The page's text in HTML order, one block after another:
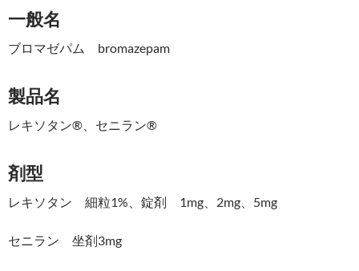
一般名
ブロマゼパム bromazepam
製品名
レキソタン®、セニラン®
剤型
レキソタン 細粒1%、錠剤 1mg、2mg、5mg
セニラン 坐剤3mg